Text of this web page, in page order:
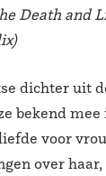
Death and
dichter uit
bekend
voor
over